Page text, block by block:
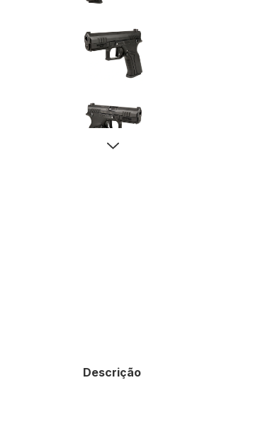
Descrição